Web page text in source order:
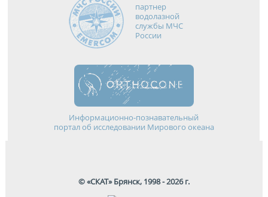
партнер
водолазной
службы МЧС
России
Информационно-познавательный
портал об исследовании Мирового океана
© «СКАТ» Брянск, 1998 - 2026 г.